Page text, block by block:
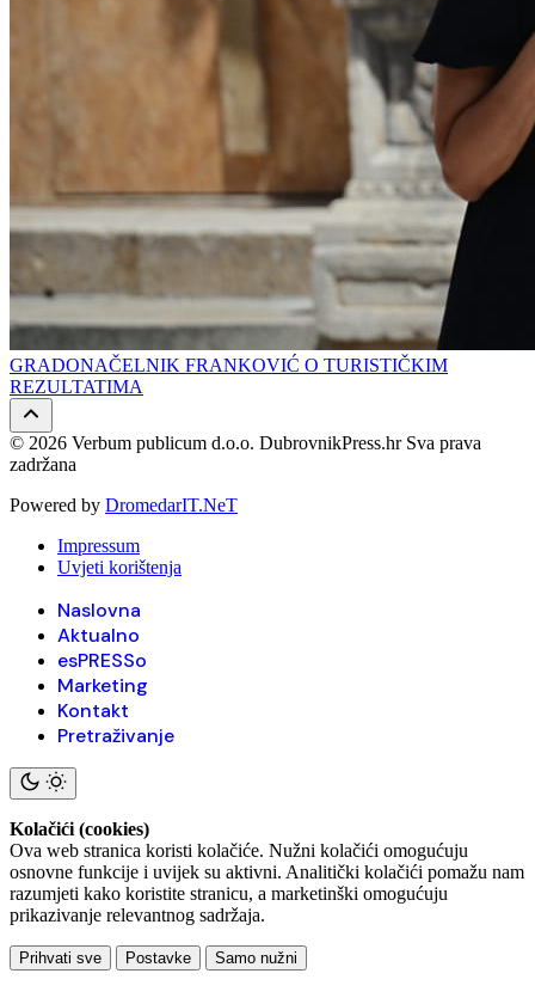
GRADONAČELNIK FRANKOVIĆ O TURISTIČKIM
REZULTATIMA
© 2026 Verbum publicum d.o.o. DubrovnikPress.hr Sva prava
zadržana
Powered by DromedarIT.NeT
Impressum
Uvjeti korištenja
Naslovna
Aktualno
esPRESSo
Marketing
Kontakt
Pretraživanje
Kolačići (cookies)
Ova web stranica koristi kolačiće. Nužni kolačići omogućuju
osnovne funkcije i uvijek su aktivni. Analitički kolačići pomažu nam
razumjeti kako koristite stranicu, a marketinški omogućuju
prikazivanje relevantnog sadržaja.
Prihvati sve Postavke Samo nužni